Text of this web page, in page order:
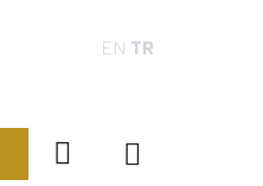
EN TR